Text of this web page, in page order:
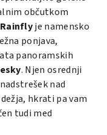
občutkom
je namensko
ponjava,
panoramskih
. Njen osrednji
nad
hkrati pa vam
tudi med